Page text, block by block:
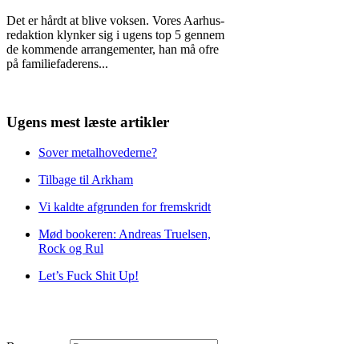
Det er hårdt at blive voksen. Vores Aarhus-
redaktion klynker sig i ugens top 5 gennem
de kommende arrangementer, han må ofre
på familiefaderens...
Ugens mest læste artikler
Sover metalhovederne?
Tilbage til Arkham
Vi kaldte afgrunden for fremskridt
Mød bookeren: Andreas Truelsen,
Rock og Rul
Let’s Fuck Shit Up!